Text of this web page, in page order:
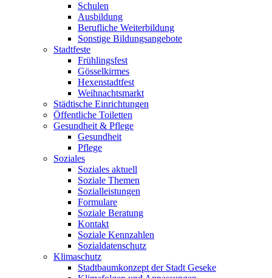
Schulen
Ausbildung
Berufliche Weiterbildung
Sonstige Bildungsangebote
Stadtfeste
Frühlingsfest
Gösselkirmes
Hexenstadtfest
Weihnachtsmarkt
Städtische Einrichtungen
Öffentliche Toiletten
Gesundheit & Pflege
Gesundheit
Pflege
Soziales
Soziales aktuell
Soziale Themen
Sozialleistungen
Formulare
Soziale Beratung
Kontakt
Soziale Kennzahlen
Sozialdatenschutz
Klimaschutz
Stadtbaumkonzept der Stadt Geseke